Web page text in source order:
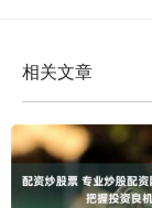
相关文章